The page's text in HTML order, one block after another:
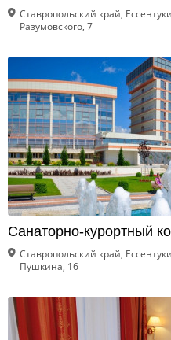
Ставропольский край,
Разумовского, 7
Санаторно-курортный
Ставропольский край,
Пушкина, 16